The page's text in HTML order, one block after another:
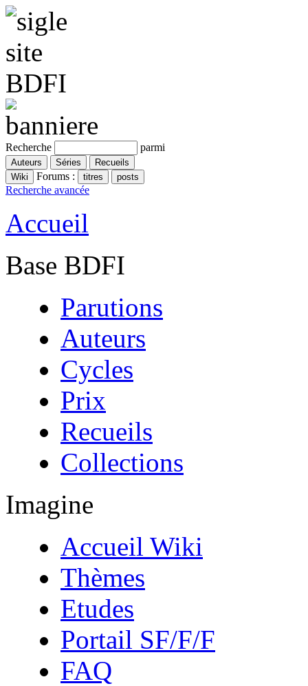
Recherche parmi
Forums :
Recherche avancée
Accueil
Base BDFI
Parutions
Auteurs
Cycles
Prix
Recueils
Collections
Imagine
Accueil Wiki
Thèmes
Etudes
Portail SF/F/F
FAQ